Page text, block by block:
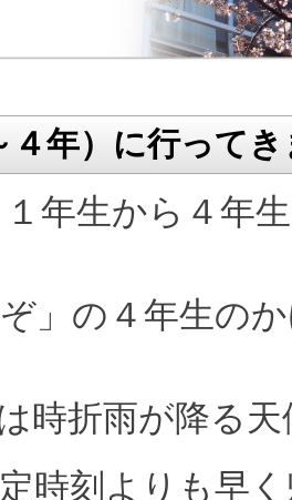
４年）に行って
１年生から４年
ぞ」の４年生の
時折雨が降る
時刻よりも早